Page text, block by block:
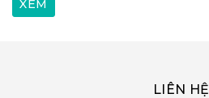
LIÊN HỆ